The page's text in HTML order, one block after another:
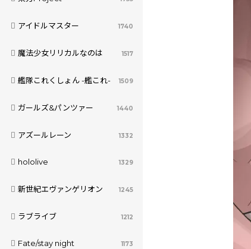
アイドルマスター 1740
魔法少女リリカルなのは 1517
艦隊これくしょん -艦これ- 1509
ガールズ&パンツァー 1440
アズールレーン 1332
hololive 1329
新世紀エヴァンゲリオン 1245
ラブライブ 1212
Fate/stay night 1173